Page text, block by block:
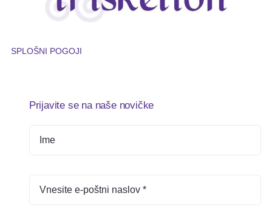
SPLOŠNI POGOJI
Prijavite se na naše novičke